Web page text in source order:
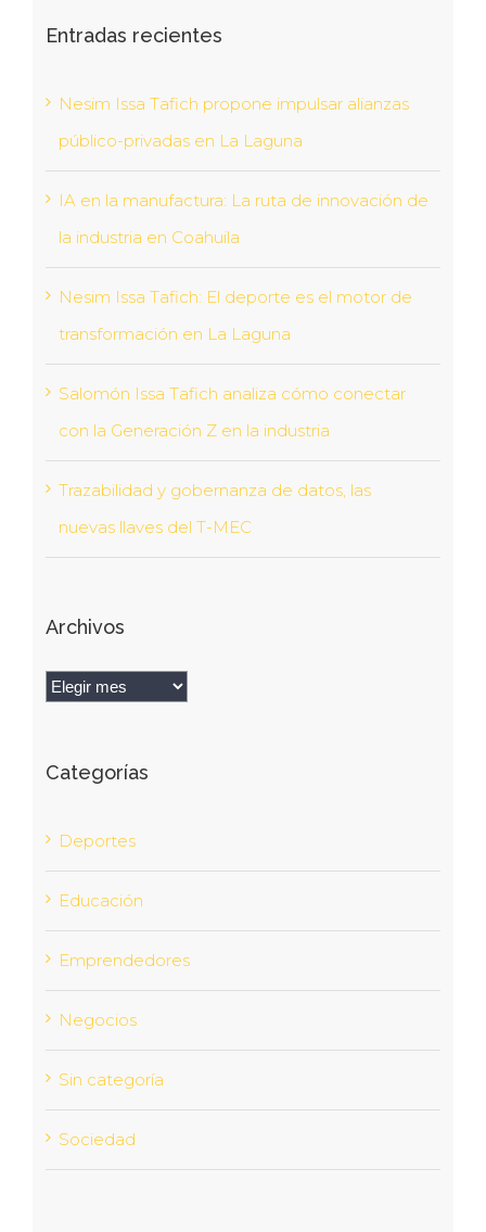
Entradas recientes
Nesim Issa Tafich propone impulsar alianzas
público-privadas en La Laguna
IA en la manufactura: La ruta de innovación de
la industria en Coahuila
Nesim Issa Tafich: El deporte es el motor de
transformación en La Laguna
Salomón Issa Tafich analiza cómo conectar
con la Generación Z en la industria
Trazabilidad y gobernanza de datos, las
nuevas llaves del T-MEC
Archivos
Archivos
Categorías
Deportes
Educación
Emprendedores
Negocios
Sin categoría
Sociedad